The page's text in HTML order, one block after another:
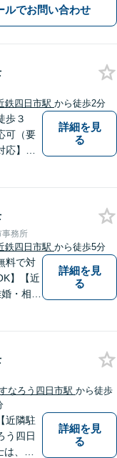
ルでお問い合わせ
鉄四日市駅 から徒歩2分
歩３
可（要
】
考え
けれ
気軽に
詳細を見
る
事務所
鉄四日市駅 から徒歩5分
料で対
】【近
・相続
に納
【交
に向け
詳細を見
る
なろう四日市駅 から徒歩
近隣駐
う四日
、依
詳細を見
る